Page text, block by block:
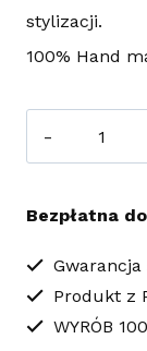
stylizacji.
100% Hand
Kolczyki
Koła
Twisted
Bordowe
Złote
Bezpłatna
Produkt z
WYRÓB